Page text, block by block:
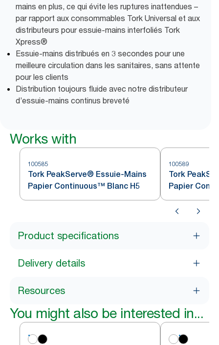
mains en plus, ce qui évite les ruptures inattendues –
par rapport aux consommables Tork Universal et aux
distributeurs pour essuie-mains interfoliés Tork
Xpress®
Essuie-mains distribués en 3 secondes pour une
meilleure circulation dans les sanitaires, sans attente
pour les clients
Distribution toujours fluide avec notre distributeur
d’essuie-mains continus breveté
Works with
100585
Tork PeakServe® Essuie-Mains
Papier Continuous™ Blanc H5
100589
Tork
Papier
Product specifications
Delivery details
Resources
You might also be interested in...